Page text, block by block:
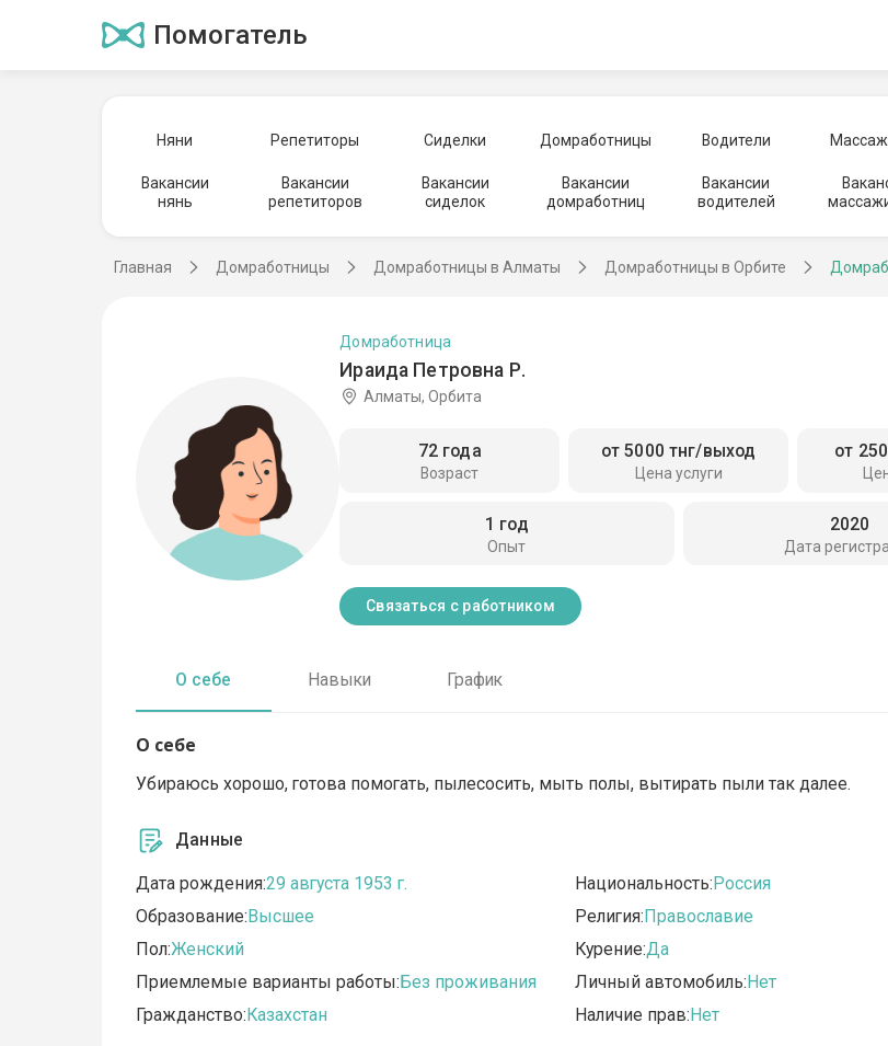
Помогатель
Няни Репетиторы Сиделки Домработницы Водители
Вакансии
нянь
Вакансии
репетиторов
Вакансии
сиделок
Вакансии
домработниц
Вакансии
водителей
Главная Домработницы Домработницы в Алматы Домработницы в Орбите
Ираида Петровна Р.
Домработница
Алматы, Орбита
Возраст
72 года
Цена услуги
от 5000 тнг/выход от
Опыт
1 год
Дата
2020
Связаться с работником
О себе Навыки График
О себе
Убираюсь хорошо, готова помогать, пылесосить, мыть полы, вытирать пыли так далее.
Данные
Дата рождения:29 августа 1953 г.
Образование:Высшее
Пол:Женский
Приемлемые варианты работы:Без проживания
Гражданство:Казахстан
Национальность:Россия
Религия:Православие
Курение:Да
Личный автомобиль:Нет
Наличие прав:Нет